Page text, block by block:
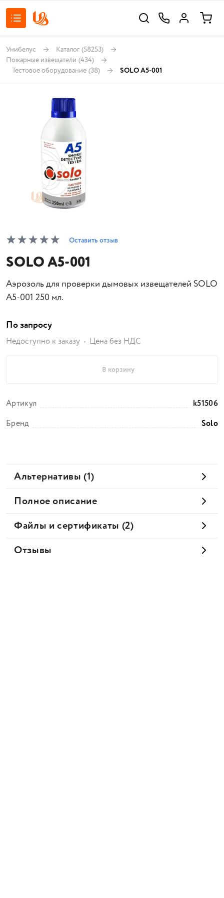
Унибелус Каталог (58253)
Пожарные извещатели (434)
Тестовое оборудование (38) SOLO A5-001
Оставить отзыв
SOLO A5-001
Аэрозоль для проверки дымовых извещателей SOLO
A5-001 250 мл.
По запросу
Недоступно к заказу Цена без НДС
В корзину
Артикул
k51506
Бренд
Solo
Альтернативы (1)
Полное описание
Файлы и сертификаты (2)
Отзывы